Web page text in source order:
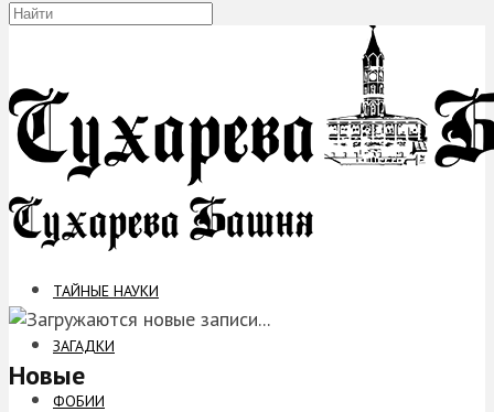
ТАЙНЫЕ НАУКИ
ЗАГАДКИ
ФОБИИ
Новые